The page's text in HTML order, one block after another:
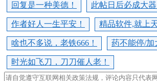
回复是一种美德！ 此帖日后必成大器
作者好人一生平安！ 精品软件,就上
啥也不多说，老铁666！ 药不能停/加
时光如飞刀，刀刀催人老！